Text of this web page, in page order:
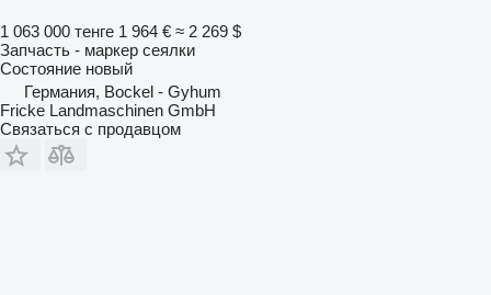
1 063 000 тенге 1 964 € ≈ 2 269 $
Запчасть - маркер сеялки
Состояние новый
Германия, Bockel - Gyhum
Fricke Landmaschinen GmbH
Связаться с продавцом